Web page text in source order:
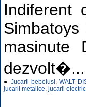
Indiferent
masinute
dezvolt�...
● Jucarii bebelusi, WALT
jucarii metalice, jucarii